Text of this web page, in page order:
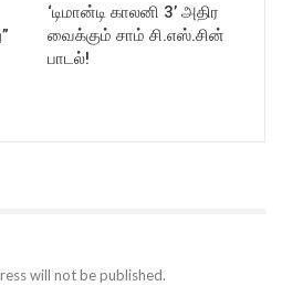
‘டிமான்டி காலனி 3’ அதிர
வைக்கும் சாம் சி.எஸ்.சின்
பாடல்!
will not be published.